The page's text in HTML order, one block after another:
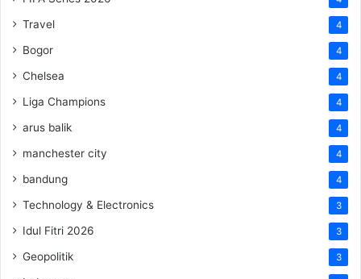
Travel 4
Bogor 4
Chelsea 4
Liga Champions 4
arus balik 4
manchester city 4
bandung 4
Technology & Electronics 3
Idul Fitri 2026 3
Geopolitik 3